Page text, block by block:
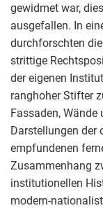
gewidmet war,
ausgefallen. In
durchforschten
strittige
der eigenen
ranghoher Stifter
Fassaden,
Darstellungen
empfundenen
Zusammenhang
institutionellen
modern-